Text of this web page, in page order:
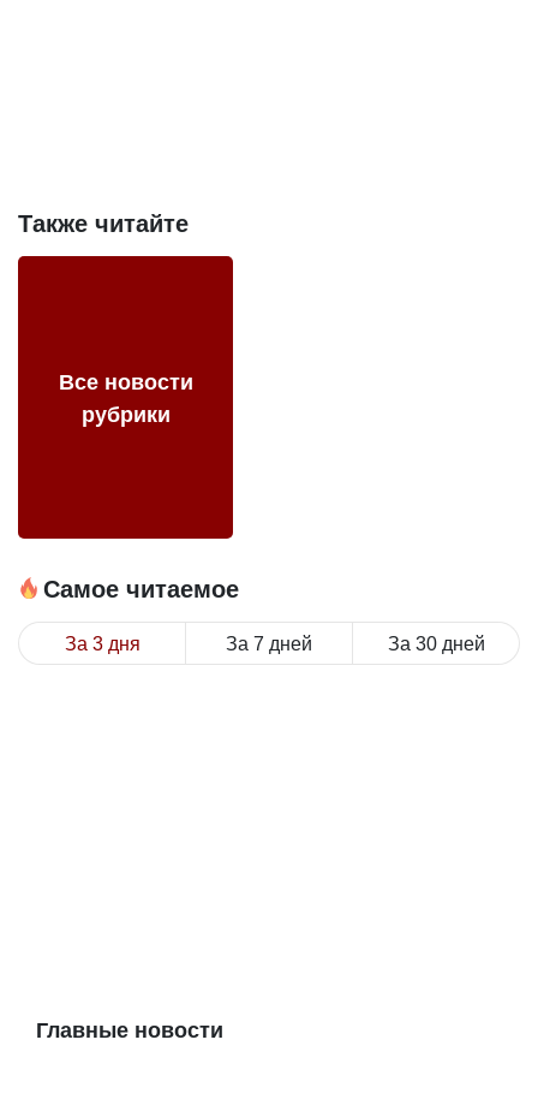
Также читайте
Все новости
рубрики
Самое читаемое
За 3 дня За 7 дней За 30 дней
Главные новости